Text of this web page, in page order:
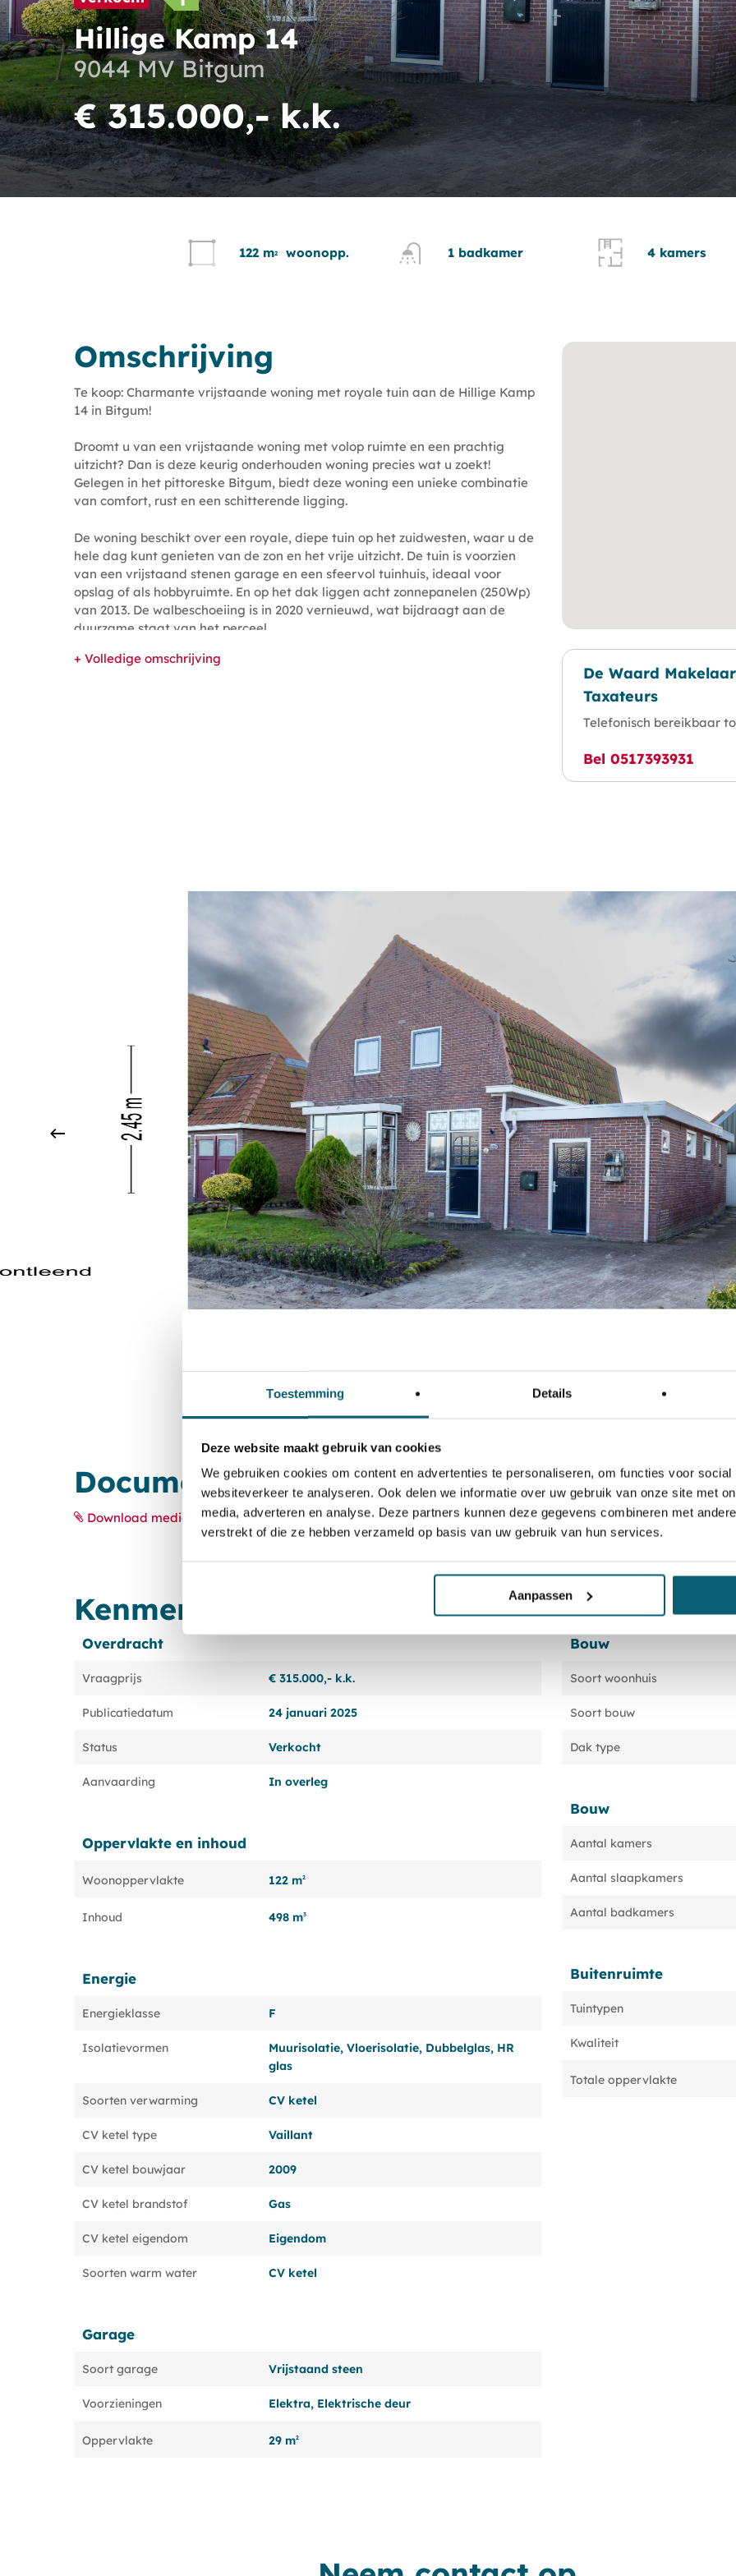
Toestemming Details
Deze website maakt gebruik van cookies
We gebruiken cookies om content en advertenties te personaliseren, om functies voor
websiteverkeer te analyseren. Ook delen we informatie over uw gebruik van onze site met
media, adverteren en analyse. Deze partners kunnen deze gegevens combineren met
verstrekt of die ze hebben verzameld op basis van uw gebruik van hun services.
Aanpassen
Hillige Kamp 14
9044 MV Bitgum
€ 315.000,- k.k.
122 m2woonopp. 1 badkamer 4 kamers
Omschrijving
Te koop: Charmante vrijstaande woning met royale tuin aan de Hillige Kamp
14 in Bitgum!
Droomt u van een vrijstaande woning met volop ruimte en een prachtig
uitzicht? Dan is deze keurig onderhouden woning precies wat u zoekt!
Gelegen in het pittoreske Bitgum, biedt deze woning een unieke combinatie
van comfort, rust en een schitterende ligging.
De woning beschikt over een royale, diepe tuin op het zuidwesten, waar u de
hele dag kunt genieten van de zon en het vrije uitzicht. De tuin is voorzien
van een vrijstaand stenen garage en een sfeervol tuinhuis, ideaal voor
opslag of als hobbyruimte. En op het dak liggen acht zonnepanelen (250Wp)
van 2013. De walbeschoeiing is in 2020 vernieuwd, wat bijdraagt aan de
duurzame staat van het perceel.
Qua isolatie en onderhoud is deze woning uitstekend verzorgd. De
• Spouwmuren geïsoleerd met EPS-parels;
• Kunststof kozijnen met HR+ glas en deels houten kozijnen;
• Onderhoudsvriendelijke kunststof boeidelen, goten en topgevels;
• Walbeschoeiing vernieuwd in 2020.
Kortom, een ideale woning voor wie op zoek is naar ruimte, comfort en een
prachtige omgeving. Laat u verrassen door de mogelijkheden en plan snel
een bezichtiging in. Dit zou zomaar uw droomwoning kunnen zijn!
Voor meer informatie en het plannen van een bezichtiging kunt u contact met
ons opnemen. Tot snel aan de Hillige Kamp 14!
+ Volledige omschrijving
De Waard
Taxateurs
Telefonisch bereikbaar
Bel 0517393931
Documenten
Download media
Kenmerken
Overdracht
Vraagprijs € 315.000,- k.k.
Publicatiedatum 24 januari 2025
Status Verkocht
Aanvaarding In overleg
Oppervlakte en inhoud
Woonoppervlakte 122 m2
Inhoud 498 m3
Energie
Energieklasse F
Isolatievormen
Muurisolatie, Vloerisolatie, Dubbelglas, HR
glas
Soorten verwarming CV ketel
CV ketel type Vaillant
CV ketel bouwjaar 2009
CV ketel brandstof Gas
CV ketel eigendom Eigendom
Soorten warm water CV ketel
Garage
Soort garage Vrijstaand steen
Voorzieningen Elektra, Elektrische deur
Oppervlakte 29 m2
Bouw
Soort woonhuis
Soort bouw
Dak type
Bouw
Aantal kamers
Aantal slaapkamers
Aantal badkamers
Buitenruimte
Tuintypen
Kwaliteit
Totale oppervlakte